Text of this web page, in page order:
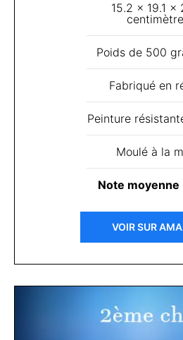
15.2 x 19.1 x
Poids de 500
Fabriqué en
Peinture
Moulé à la
Note moyenne
VOIR SUR